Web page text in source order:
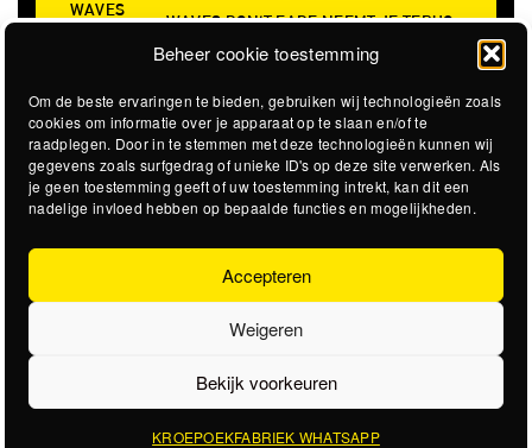
Beheer cookie toestemming
Om de beste ervaringen te bieden, gebruiken wij technologieën zoals
cookies om informatie over je apparaat op te slaan en/of te
raadplegen. Door in te stemmen met deze technologieën kunnen wij
gegevens zoals surfgedrag of unieke ID's op deze site verwerken. Als
je geen toestemming geeft of uw toestemming intrekt, kan dit een
nadelige invloed hebben op bepaalde functies en mogelijkheden.
Accepteren
Weigeren
Bekijk voorkeuren
KROEPOEKFABRIEK WHATSAPP
WAVES
WAVES DON'T FADE NEEMT JE TERUG
NAAR DE ICONISCHE ZOMER VAN 2016